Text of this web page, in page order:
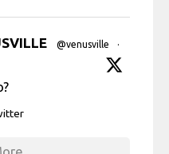
@venusville
·